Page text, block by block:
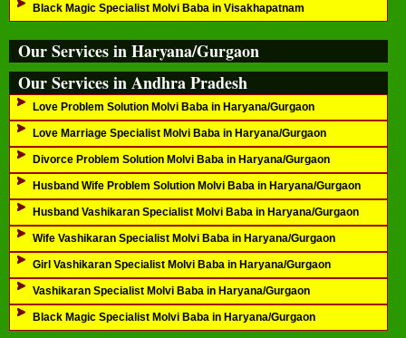
Black Magic Specialist Molvi Baba in Visakhapatnam
Our Services in Haryana/Gurgaon
Our Services in Andhra Pradesh
Love Problem Solution Molvi Baba in Haryana/Gurgaon
Love Marriage Specialist Molvi Baba in Haryana/Gurgaon
Divorce Problem Solution Molvi Baba in Haryana/Gurgaon
Husband Wife Problem Solution Molvi Baba in Haryana/Gurgaon
Husband Vashikaran Specialist Molvi Baba in Haryana/Gurgaon
Wife Vashikaran Specialist Molvi Baba in Haryana/Gurgaon
Girl Vashikaran Specialist Molvi Baba in Haryana/Gurgaon
Vashikaran Specialist Molvi Baba in Haryana/Gurgaon
Black Magic Specialist Molvi Baba in Haryana/Gurgaon